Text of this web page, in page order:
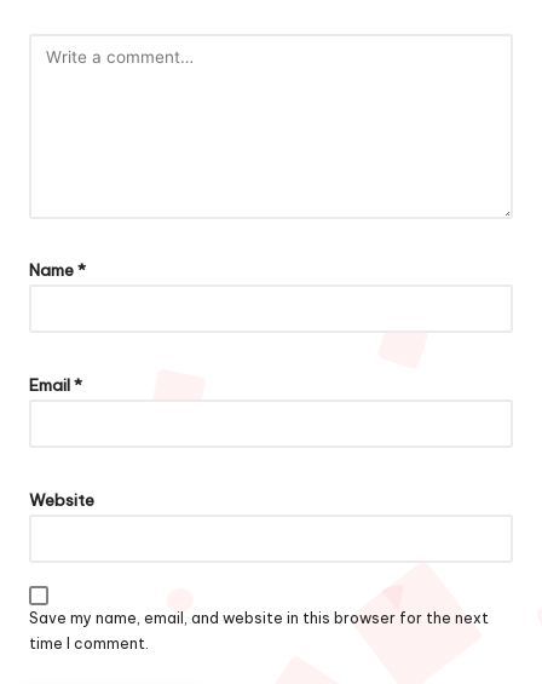
Name*
Email*
Website
Save my name, email, and website in this browser for the next
time I comment.